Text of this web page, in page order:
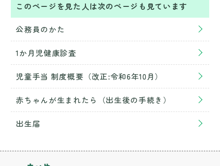
このページを見た人は次のページも見ています
公務員のかた
1か月児健康診査
児童手当 制度概要（改正:令和6年10月）
赤ちゃんが生まれたら（出生後の手続き）
出生届